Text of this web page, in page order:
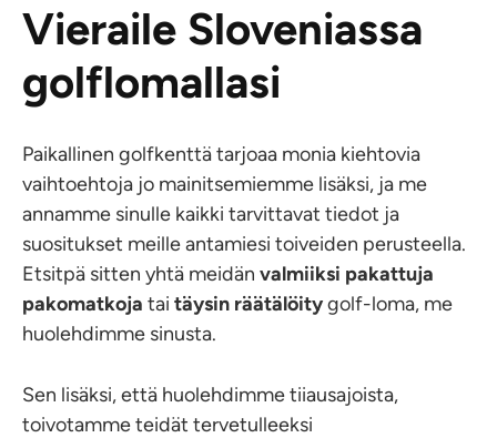
Vieraile Sloveniassa
golflomallasi
Paikallinen golfkenttä tarjoaa monia kiehtovia
vaihtoehtoja jo mainitsemiemme lisäksi, ja me
annamme sinulle kaikki tarvittavat tiedot ja
suositukset meille antamiesi toiveiden perusteella.
Etsitpä sitten yhtä meidän valmiiksi pakattuja
pakomatkoja tai täysin räätälöitygolf-loma, me
huolehdimme sinusta.
Sen lisäksi, että huolehdimme tiiausajoista,
toivotamme teidät tervetulleeksi